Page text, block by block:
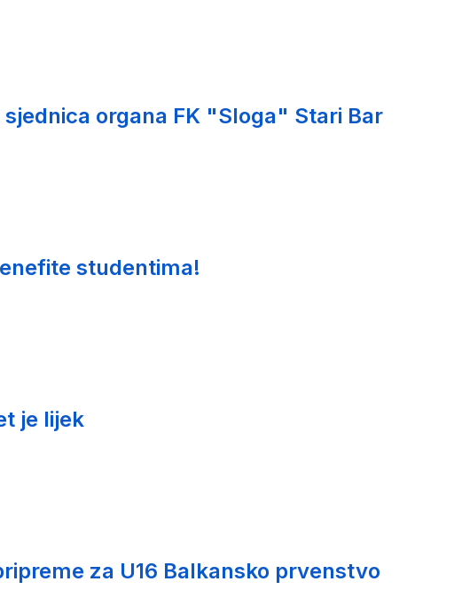
sjednica organa FK "Sloga" Stari Bar
studentima!
je lijek
za U16 Balkansko prvenstvo